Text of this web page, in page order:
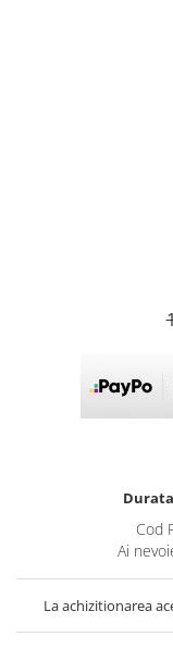
Cod
Ai
La achizitionarea